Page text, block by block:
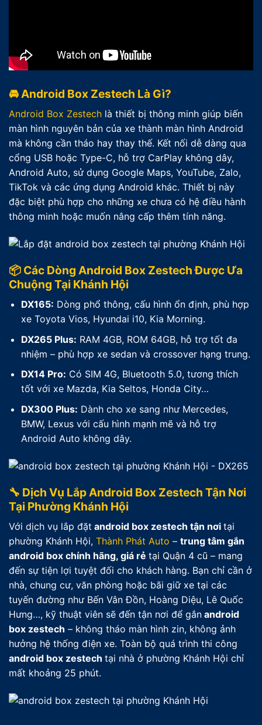
🚘 Android Box Zestech Là Gì?
Android Box Zestech là thiết bị thông minh giúp biến
màn hình nguyên bản của xe thành màn hình Android
mà không cần tháo hay thay thế. Kết nối dễ dàng qua
cổng USB hoặc Type-C, hỗ trợ CarPlay không dây,
Android Auto, sử dụng Google Maps, YouTube, Zalo,
TikTok và các ứng dụng Android khác. Thiết bị này
đặc biệt phù hợp cho những xe chưa có hệ điều hành
thông minh hoặc muốn nâng cấp thêm tính năng.
📦 Các Dòng Android Box Zestech Được Ưa
Chuộng Tại Khánh Hội
DX165: Dòng phổ thông, cấu hình ổn định, phù hợp
xe Toyota Vios, Hyundai i10, Kia Morning.
DX265 Plus: RAM 4GB, ROM 64GB, hỗ trợ tốt đa
nhiệm – phù hợp xe sedan và crossover hạng trung.
DX14 Pro: Có SIM 4G, Bluetooth 5.0, tương thích
tốt với xe Mazda, Kia Seltos, Honda City…
DX300 Plus: Dành cho xe sang như Mercedes,
BMW, Lexus với cấu hình mạnh mẽ và hỗ trợ
Android Auto không dây.
🔧 Dịch Vụ Lắp Android Box Zestech Tận Nơi
Tại Phường Khánh Hội
Với dịch vụ lắp đặt android box zestech tận nơi tại
phường Khánh Hội, Thành Phát Auto – trung tâm gắn
android box chính hãng, giá rẻ tại Quận 4 cũ – mang
đến sự tiện lợi tuyệt đối cho khách hàng. Bạn chỉ cần ở
nhà, chung cư, văn phòng hoặc bãi giữ xe tại các
tuyến đường như Bến Vân Đồn, Hoàng Diệu, Lê Quốc
Hưng…, kỹ thuật viên sẽ đến tận nơi để gắn android
box zestech – không tháo màn hình zin, không ảnh
hưởng hệ thống điện xe. Toàn bộ quá trình thi công
android box zestech tại nhà ở phường Khánh Hội chỉ
mất khoảng 25 phút.